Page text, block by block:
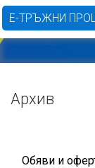
Е-ТРЪЖНИ
Архив
Обяви и